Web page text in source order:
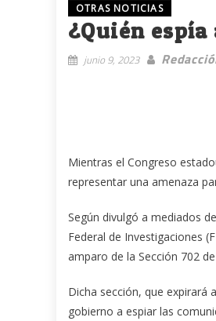
OTRAS NOTICIAS
¿Quién
junio 9, 2023
Mientras el Congreso
representar una amenaza
Según divulgó a mediados
Federal de Investigaciones
amparo de la Sección 702
Dicha sección, que expirará
gobierno a espiar las